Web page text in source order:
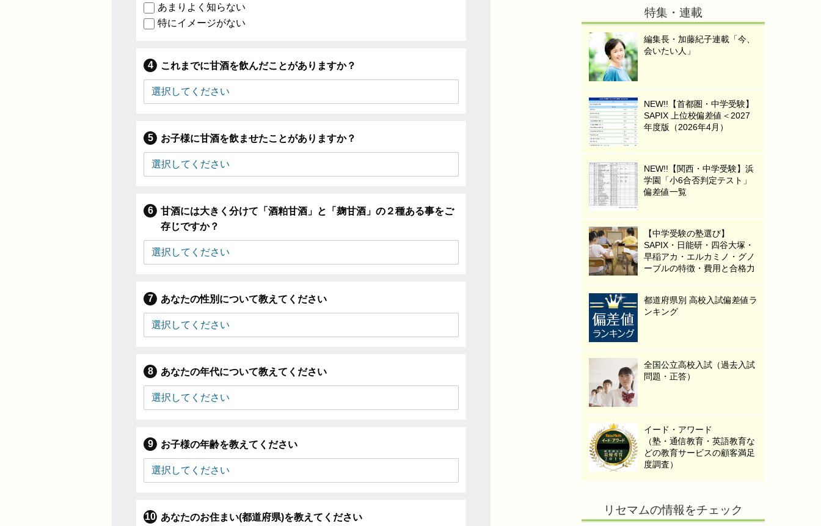
あまりよく知らない
特にイメージがない
これまでに甘酒を飲んだことがありますか？
お子様に甘酒を飲ませたことがありますか？
甘酒には大きく分けて「酒粕甘酒」と「麹甘酒」の２種ある事をご
存じですか？
あなたの性別について教えてください
あなたの年代について教えてください
お子様の年齢を教えてください
あなたのお住まい(都道府県)を教えてください
特集・連載
編集長・加藤紀子連載「今、
会いたい人」
NEW!!【首都圏・中学受験】
SAPIX 上位校偏差値＜2027
年度版（2026年4月）
NEW!!【関西・中学受験】浜
学園「小6合否判定テスト」
偏差値一覧
【中学受験の塾選び】
SAPIX・日能研・四谷大塚・
早稲アカ・エルカミノ・グノ
ーブルの特徴・費用と合格力
都道府県別 高校入試偏差値ラ
ンキング
全国公立高校入試（過去入試
問題・正答）
イード・アワード
（塾・通信教育・英語教育な
どの教育サービスの顧客満足
度調査）
リセマムの情報をチェック